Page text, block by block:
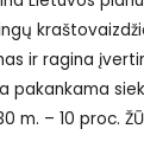
ir ragina
pakankama
m. – 10 proc.